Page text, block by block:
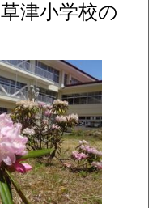
草津小学校の